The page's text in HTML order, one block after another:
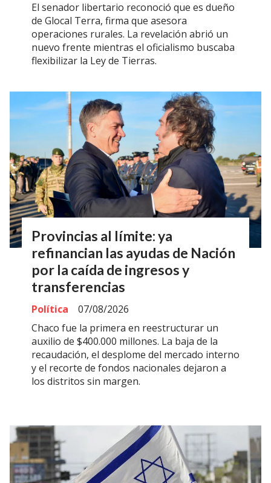
El senador libertario reconoció que es dueño
de Glocal Terra, firma que asesora
operaciones rurales. La revelación abrió un
nuevo frente mientras el oficialismo buscaba
flexibilizar la Ley de Tierras.
Provincias al límite: ya
refinancian las ayudas de Nación
por la caída de ingresos y
transferencias
Política
07/08/2026
Chaco fue la primera en reestructurar un
auxilio de $400.000 millones. La baja de la
recaudación, el desplome del mercado interno
y el recorte de fondos nacionales dejaron a
los distritos sin margen.